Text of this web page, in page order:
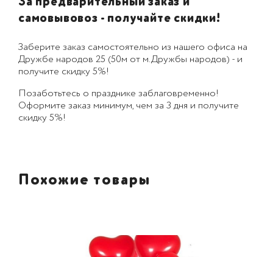
самовывовоз - получайте скидки!
Заберите заказ самостоятельно из нашего офиса на
Дружбе народов 25 (50м от м.Дружбы народов) - и
получите скидку 5%!
Позаботьтесь о празднике заблаговременно!
Оформите заказ минимум, чем за 3 дня и получите
скидку 5%!
Похожие товары